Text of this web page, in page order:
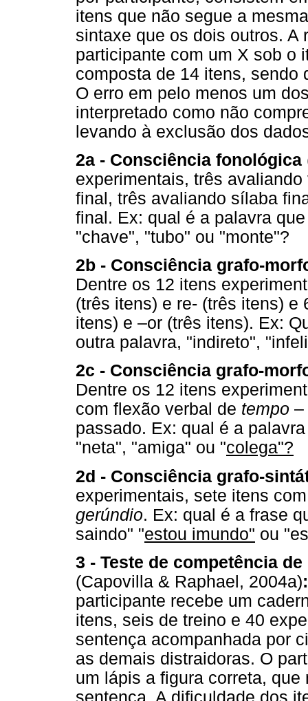
itens que não segue a
sintaxe que os dois outros. A
participante com um X sob o
composta de 14 itens, sendo
O erro em pelo menos um
interpretado como não
levando à exclusão dos
2a - Consciência fonológica
experimentais, três
final, três avaliando sílaba
final. Ex: qual é a palavra
"chave", "tubo" ou "monte"?
2b - Consciência grafo-
Dentre os 12 itens
(três itens) e re- (três itens) e
itens) e –or (três itens). Ex:
outra palavra, "indireto",
2c - Consciência grafo-
Dentre os 12 itens
com flexão verbal de tempo –
passado. Ex: qual é a
"neta", "amiga" ou "colega"?
2d - Consciência grafo-
experimentais, sete itens
gerúndio. Ex: qual é a frase
saindo" "estou imundo" ou
3 - Teste de competência
(Capovilla & Raphael, 2004a)
participante recebe um
itens, seis de treino e 40
sentença acompanhada por
as demais distraidoras. O
um lápis a figura correta,
sentença. A dificuldade dos